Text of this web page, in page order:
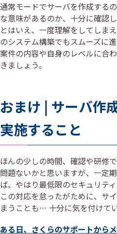
通常モードでサーバを作成する
な意味があるのか、十分に確認
とはいえ、一度理解をしてしま
のシステム構築でもスムーズに
案件の内容や自身のレベルに合
きましょう。
おまけ | サーバ作
実施すること
ほんの少しの時間、確認や研修
問題ないかと思いますが、一定
ば、やはり最低限のセキュリティ
この対応を怠ったがために、サ
まうことも… 十分に気を付けて
ある日、さくらのサポートから